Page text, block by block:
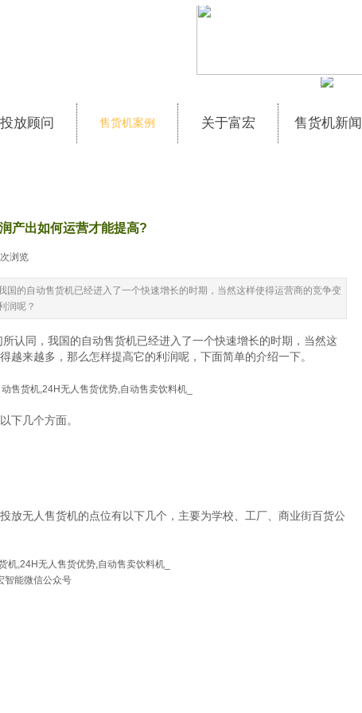
投放顾问 售货机案例 关于富宏 售货机新闻
产出如何运营才能提高?
次浏览
的自动售货机已经进入了一个快速增长的时期，当然这样使得运营商的竞争变
润呢？
认同，我国的自动售货机已经进入了一个快速增长的时期，当然这
越来越多，那么怎样提高它的利润呢，下面简单的介绍一下。
下几个方面。
放无人售货机的点位有以下几个，主要为学校、工厂、商业街百货公
智能微信公众号